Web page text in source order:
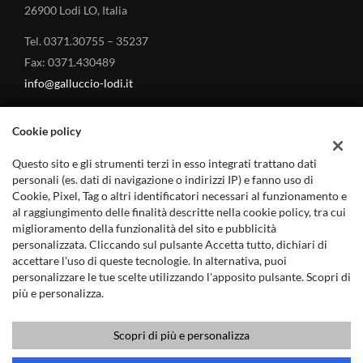
chiamata d'emergenza • Navigatore satellitare • Sound system •
musicale integrato • Telecamera per parcheggio assistito • Touch
Volante in pelle • Volante multifunzione
26900 Lodi LO, Italia
Tel. 0371.30755 – 35237
Fax: 0371.430489
info@galluccio-lodi.it
MARCHI TRATTATI
Land Rover – Concessionario a Lodi
Jaguar – Concessionario a Lodi
Mitsubishi Auto – Concessionario a Lodi
Copyright © 2019 - GALLUCCIO ANGELO s.r.l. - P.IVA 12432110158
Cookie policy
Questo sito e gli strumenti terzi in esso integrati trattano dati
personali (es. dati di navigazione o indirizzi IP) e fanno uso di
Cookie, Pixel, Tag o altri identificatori necessari al funzionamento e
al raggiungimento delle finalità descritte nella cookie policy, tra cui
miglioramento della funzionalità del sito e pubblicità
personalizzata. Cliccando sul pulsante Accetta tutto, dichiari di
accettare l'uso di queste tecnologie. In alternativa, puoi
personalizzare le tue scelte utilizzando l'apposito pulsante. Scopri di
più e personalizza.
Scopri di più e personalizza